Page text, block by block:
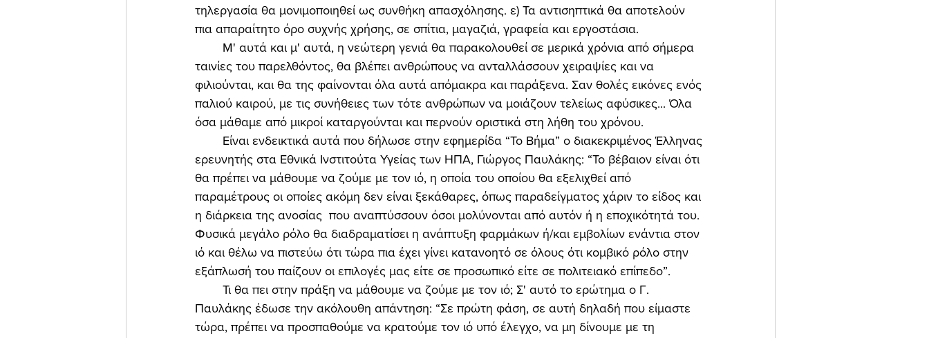
τηλεργασία θα μονιμοποιηθεί ως συνθήκη απασχόλησης. ε) Τα αντισηπτικά θα αποτελούν
πια απαραίτητο όρο συχνής χρήσης, σε σπίτια, μαγαζιά, γραφεία και εργοστάσια.
ταινίες του παρελθόντος, θα βλέπει ανθρώπους να ανταλλάσσουν χειραψίες και να
φιλιούνται, και θα της φαίνονται όλα αυτά απόμακρα και παράξενα. Σαν θολές εικόνες ενός
παλιού καιρού, με τις συνήθειες των τότε ανθρώπων να μοιάζουν τελείως αφύσικες... Όλα
όσα μάθαμε από μικροί καταργούνται και περνούν οριστικά στη λήθη του χρόνου.
ερευνητής στα Εθνικά Ινστιτούτα Υγείας των ΗΠΑ, Γιώργος Παυλάκης: “Το βέβαιον είναι ότι
θα πρέπει να μάθουμε να ζούμε με τον ιό, η οποία του οποίου θα εξελιχθεί από
παραμέτρους οι οποίες ακόμη δεν είναι ξεκάθαρες, όπως παραδείγματος χάριν το είδος και
η διάρκεια της ανοσίας  που αναπτύσσουν όσοι μολύνονται από αυτόν ή η εποχικότητά του.
Φυσικά μεγάλο ρόλο θα διαδραματίσει η ανάπτυξη φαρμάκων ή/και εμβολίων ενάντια στον
ιό και θέλω να πιστεύω ότι τώρα πια έχει γίνει κατανοητό σε όλους ότι κομβικό ρόλο στην
εξάπλωσή του παίζουν οι επιλογές μας είτε σε προσωπικό είτε σε πολιτειακό επίπεδο”.
Παυλάκης έδωσε την ακόλουθη απάντηση: “Σε πρώτη φάση, σε αυτή δηλαδή που είμαστε
τώρα, πρέπει να προσπαθούμε να κρατούμε τον ιό υπό έλεγχο, να μη δίνουμε με τη